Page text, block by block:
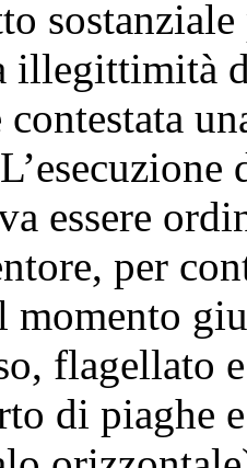
illegittimità
essere
per
momento
flagellato
di piaghe